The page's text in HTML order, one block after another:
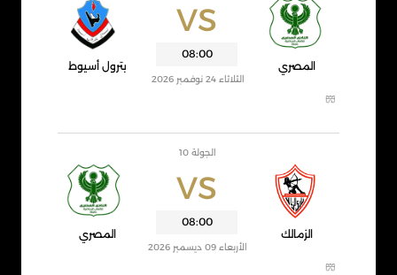
VS
المصري
08:00
الثلاثاء 24 نوفمبر 2026
بترول أسيوط
VS
الزمالك
08:00
الجولة 10
الأربعاء 09 ديسمبر 2026
المصري